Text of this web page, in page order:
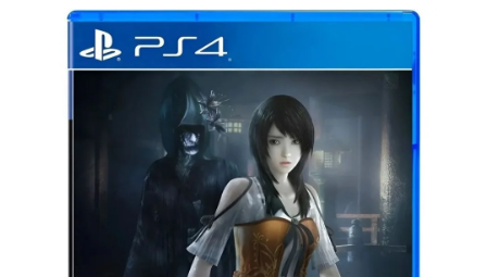
Ativar tradutor em libras